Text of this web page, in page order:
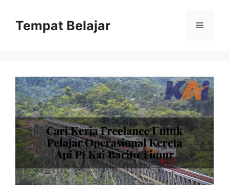
contentTempat Belajar Menu